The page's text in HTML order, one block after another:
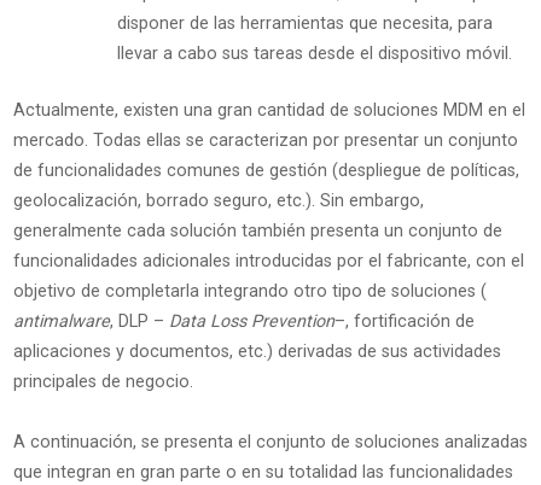
disponer de las herramientas que necesita, para
llevar a cabo sus tareas desde el dispositivo móvil.
Actualmente, existen una gran cantidad de soluciones MDM en el
mercado. Todas ellas se caracterizan por presentar un conjunto
de funcionalidades comunes de gestión (despliegue de políticas,
geolocalización, borrado seguro, etc.). Sin embargo,
generalmente cada solución también presenta un conjunto de
funcionalidades adicionales introducidas por el fabricante, con el
objetivo de completarla integrando otro tipo de soluciones (
antimalware, DLP – Data Loss Prevention–, fortificación de
aplicaciones y documentos, etc.) derivadas de sus actividades
principales de negocio.
A continuación, se presenta el conjunto de soluciones analizadas
que integran en gran parte o en su totalidad las funcionalidades